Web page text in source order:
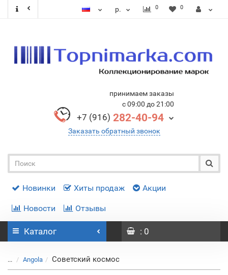
р. 0 0
принимаем заказы
с 09:00 до 21:00
+7 (916) 282-40-94
Заказать обратный звонок
Новинки Хиты продаж Акции
Новости Отзывы
Каталог : 0
... Angola Советский космос